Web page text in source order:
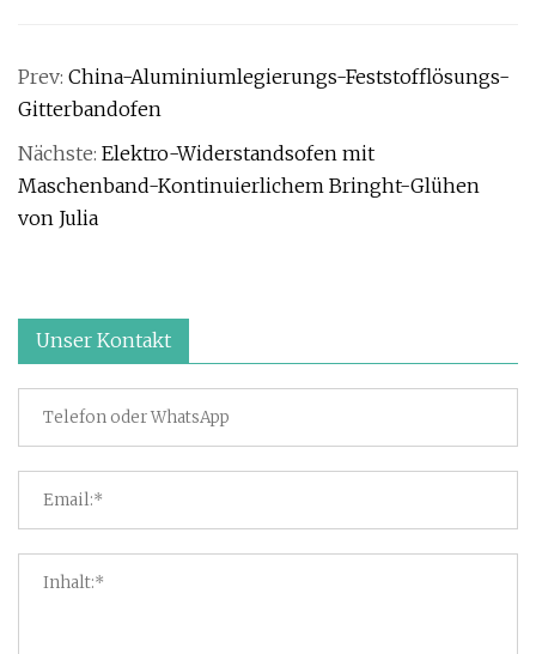
Prev: China-Aluminiumlegierungs-Feststofflösungs-
Gitterbandofen
Nächste: Elektro-Widerstandsofen mit
Maschenband-Kontinuierlichem Bringht-Glühen
von Julia
Unser Kontakt